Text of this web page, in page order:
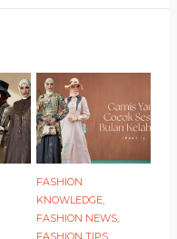
FASHION
KNOWLEDGE,
FASHION NEWS,